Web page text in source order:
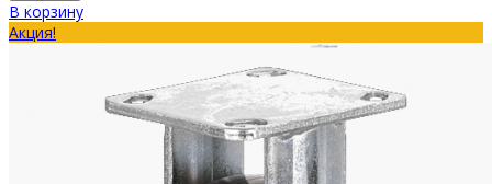
В корзину
Акция!